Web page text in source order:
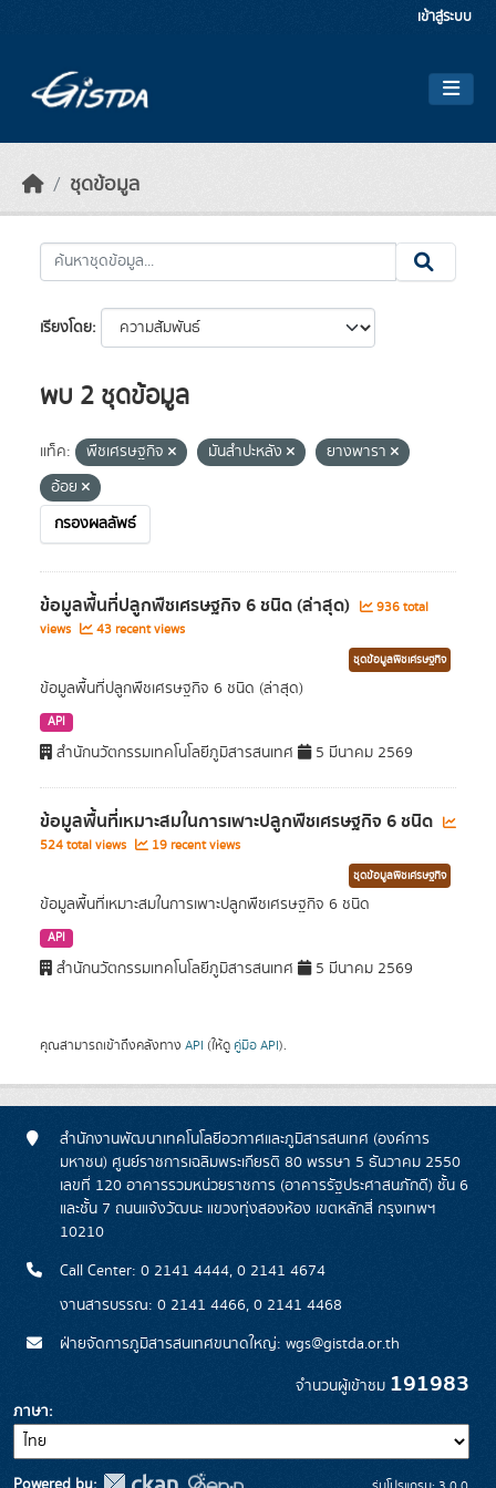
เข้าสู่ระบบ
ชุดข้อมูล
เรียงโดย
พบ 2 ชุดข้อมูล
แท็ค: พืชเศรษฐกิจ มันสำปะหลัง
ยางพารา
อ้อย
กรองผลลัพธ์
ข้อมูลพื้นที่ปลูกพืชเศรษฐกิจ 6 ชนิด (ล่าสุด)
936 total
views
43 recent views
ชุดข้อมูลพืชเศรษฐกิจ
ข้อมูลพื้นที่ปลูกพืชเศรษฐกิจ 6 ชนิด (ล่าสุด)
API
สำนักนวัตกรรมเทคโนโลยีภูมิสารสนเทศ 5 มีนาคม 2569
ข้อมูลพื้นที่เหมาะสมในการเพาะปลูกพืชเศรษฐกิจ 6 ชนิด
524 total views 19 recent views
ชุดข้อมูลพืชเศรษฐกิจ
ข้อมูลพื้นที่เหมาะสมในการเพาะปลูกพืชเศรษฐกิจ 6 ชนิด
API
สำนักนวัตกรรมเทคโนโลยีภูมิสารสนเทศ 5 มีนาคม 2569
คุณสามารถเข้าถึงคลังทาง API (ให้ดู คู่มือ API).
สำนักงานพัฒนาเทคโนโลยีอวกาศและภูมิสารสนเทศ (องค์การ
มหาชน) ศูนย์ราชการเฉลิมพระเกียรติ 80 พรรษา 5 ธันวาคม 2550
เลขที่ 120 อาคารรวมหน่วยราชการ (อาคารรัฐประศาสนภักดี) ชั้น 6
และชั้น 7 ถนนแจ้งวัฒนะ แขวงทุ่งสองห้อง เขตหลักสี่ กรุงเทพฯ
10210
Call Center: 0 2141 4444, 0 2141 4674
งานสารบรรณ: 0 2141 4466, 0 2141 4468
ฝ่ายจัดการภูมิสารสนเทศขนาดใหญ่: wgs@gistda.or.th
จำนวนผู้เข้าชม 191983
ภาษา